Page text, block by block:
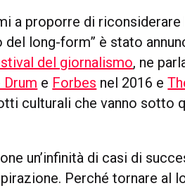
a proporre di
long-form” è stato
del giornalismo, ne
Drum e Forbes nel 2016 e
culturali che vanno sotto
un’infinità di casi di
Perché tornare al